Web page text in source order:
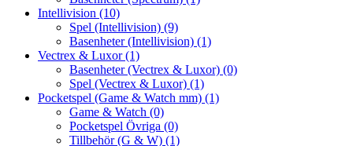
Intellivision (10)
Spel (Intellivision) (9)
Basenheter (Intellivision) (1)
Vectrex & Luxor(1)
Basenheter (Vectrex & Luxor) (0)
Spel (Vectrex & Luxor) (1)
Pocketspel (Game & Watch mm) (1)
Game & Watch (0)
Pocketspel Övriga (0)
Tillbehör (G & W) (1)